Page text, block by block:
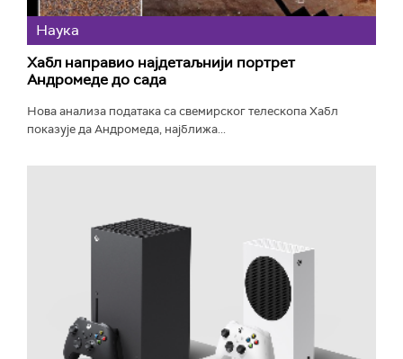
Наука
Хабл направио најдетаљнији портрет
Андромеде до сада
Нова анализа података са свемирског телескопа Хабл
показује да Андромеда, најближа...